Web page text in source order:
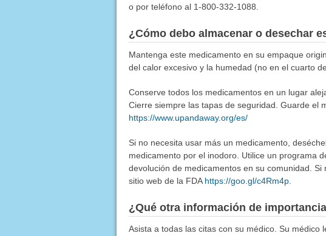
o por teléfono al 1-800-332-1088.
¿Cómo debo almacenar o desechar
Mantenga este medicamento en su empaque
del calor excesivo y la humedad (no en el cuarto
Conserve todos los medicamentos en un lugar
Cierre siempre las tapas de seguridad. Guarde el
https://www.upandaway.org/es/
Si no necesita usar más un medicamento,
medicamento por el inodoro. Utilice un programa
devolución de medicamentos en su comunidad.
sitio web de la FDAhttps://goo.gl/c4Rm4p.
¿Qué otra información de
Asista a todas las citas con su médico. Su